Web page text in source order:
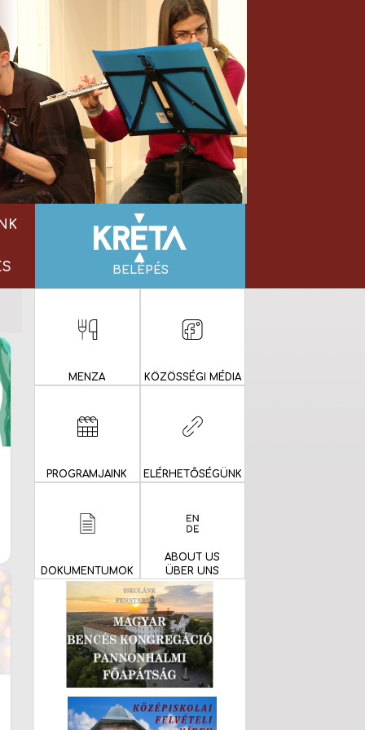
BELÉPÉS
MENZA KÖZÖSSÉGI MÉDIA
PROGRAMJAINK ELÉRHETŐSÉGÜNK
DOKUMENTUMOK
ABOUT US
ÜBER UNS